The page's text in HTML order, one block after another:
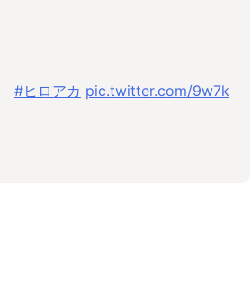
#ヒロアカ pic.twitter.com/9w7k